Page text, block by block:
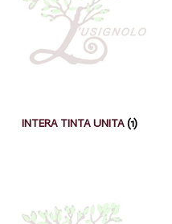
INTERA TINTA UNITA(1)